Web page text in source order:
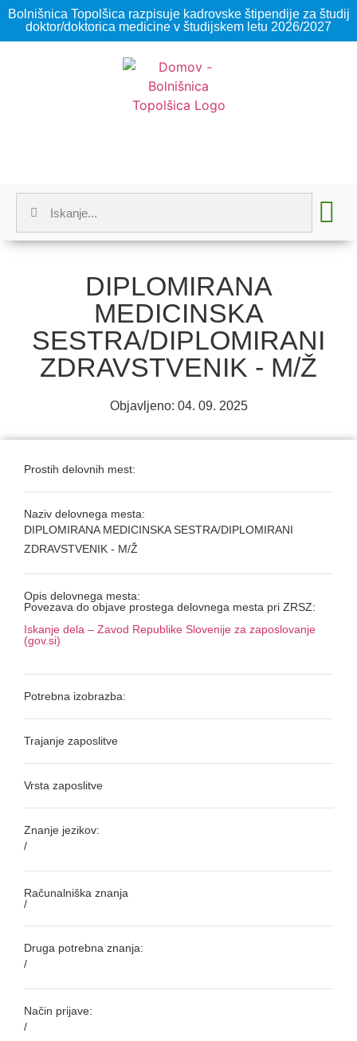
Bolnišnica Topolšica razpisuje kadrovske štipendije za študij
doktor/doktorica medicine v študijskem letu 2026/2027
DIPLOMIRANA
MEDICINSKA
SESTRA/DIPLOMIRANI
ZDRAVSTVENIK - M/Ž
Objavljeno: 04. 09. 2025
Prostih delovnih mest:
Naziv delovnega mesta:
DIPLOMIRANA MEDICINSKA SESTRA/DIPLOMIRANI
ZDRAVSTVENIK - M/Ž
Opis delovnega mesta:
Povezava do objave prostega delovnega mesta pri ZRSZ:
Iskanje dela – Zavod Republike Slovenije za zaposlovanje
(gov.si)
Potrebna izobrazba:
Trajanje zaposlitve
Vrsta zaposlitve
Znanje jezikov:
/
Računalniška znanja
/
Druga potrebna znanja:
/
Način prijave:
/